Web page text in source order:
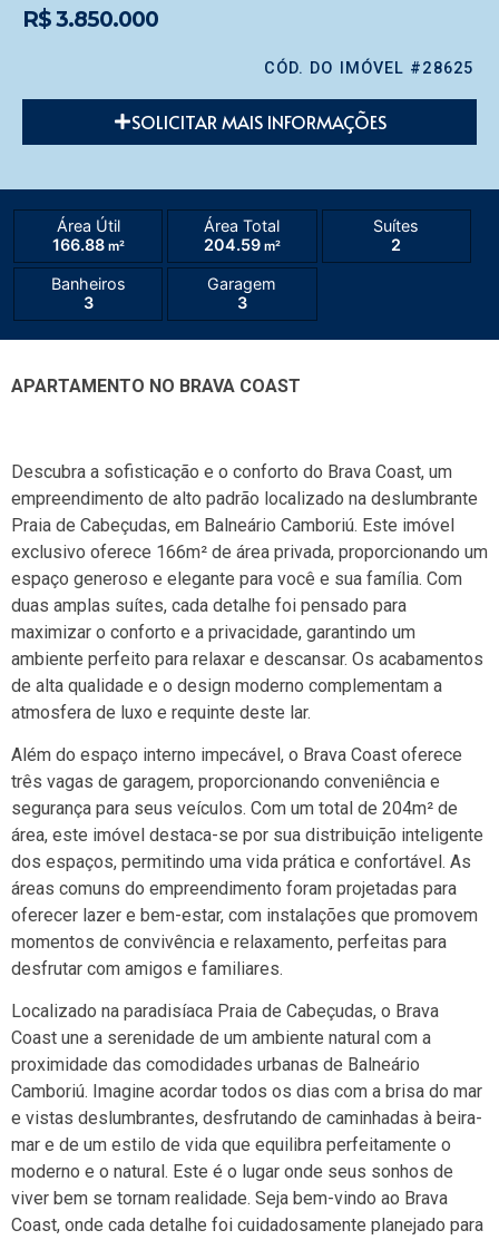
R$ 3.850.000
CÓD. DO IMÓVEL #28625
SOLICITAR MAIS INFORMAÇÕES
Área Útil
166.88m²
Área Total
204.59m²
Suítes
2
Banheiros
3
Garagem
3
APARTAMENTO NO BRAVA COAST
Descubra a sofisticação e o conforto do Brava Coast, um
empreendimento de alto padrão localizado na deslumbrante
Praia de Cabeçudas, em Balneário Camboriú. Este imóvel
exclusivo oferece 166m² de área privada, proporcionando um
espaço generoso e elegante para você e sua família. Com
duas amplas suítes, cada detalhe foi pensado para
maximizar o conforto e a privacidade, garantindo um
ambiente perfeito para relaxar e descansar. Os acabamentos
de alta qualidade e o design moderno complementam a
atmosfera de luxo e requinte deste lar.
Além do espaço interno impecável, o Brava Coast oferece
três vagas de garagem, proporcionando conveniência e
segurança para seus veículos. Com um total de 204m² de
área, este imóvel destaca-se por sua distribuição inteligente
dos espaços, permitindo uma vida prática e confortável. As
áreas comuns do empreendimento foram projetadas para
oferecer lazer e bem-estar, com instalações que promovem
momentos de convivência e relaxamento, perfeitas para
desfrutar com amigos e familiares.
Localizado na paradisíaca Praia de Cabeçudas, o Brava
Coast une a serenidade de um ambiente natural com a
proximidade das comodidades urbanas de Balneário
Camboriú. Imagine acordar todos os dias com a brisa do mar
e vistas deslumbrantes, desfrutando de caminhadas à beira-
mar e de um estilo de vida que equilibra perfeitamente o
moderno e o natural. Este é o lugar onde seus sonhos de
viver bem se tornam realidade. Seja bem-vindo ao Brava
Coast, onde cada detalhe foi cuidadosamente planejado para